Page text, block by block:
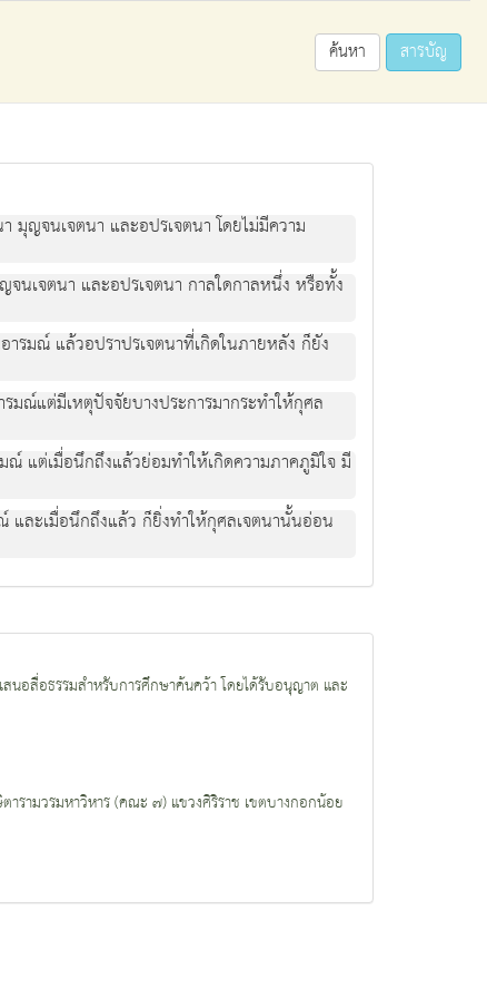
ค้นหา สารบัญ
ญจนเจตนา และอปรเจตนา โดยไม่มีความ
เจตนา และอปรเจตนา กาลใดกาลหนึ่ง หรือทั้ง
รมณ์ แล้วอปราปรเจตนาที่เกิดในภายหลัง ก็ยัง
ณ์แต่มีเหตุปัจจัยบางประการมากระทำให้กุศล
แต่เมื่อนึกถึงแล้วย่อมทำให้เกิดความภาคภูมิใจ มี
ละเมื่อนึกถึงแล้ว ก็ยิ่งทำให้กุศลเจตนานั้นอ่อน
อสื่อธรรมสำหรับการศึกษาค้นคว้า โดยได้รับอนุญาต และ
รามวรมหาวิหาร (คณะ ๗) แขวงศิริราช เขตบางกอกน้อย